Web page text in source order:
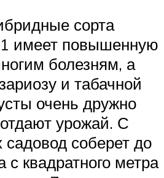
сорта
имеет повышенную
болезням, а
и табачной
очень дружно
урожай. С
садовод соберет до
с квадратного метра